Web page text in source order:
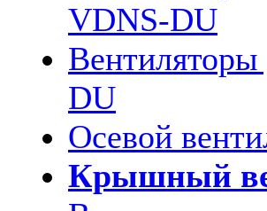
VDNS-DU
DU
Осевой
Крышный